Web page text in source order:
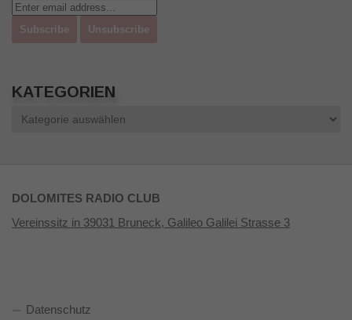
KATEGORIEN
DOLOMITES RADIO CLUB
Vereinssitz in 39031 Bruneck, Galileo Galilei Strasse 3
Datenschutz